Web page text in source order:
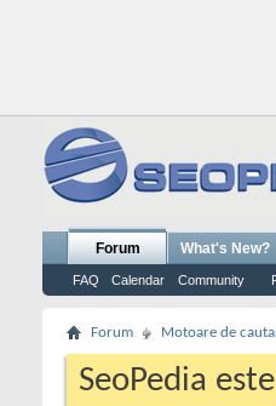
Forum
FAQ Calendar Community
What's New?
Forum Motoare de
SeoPedia